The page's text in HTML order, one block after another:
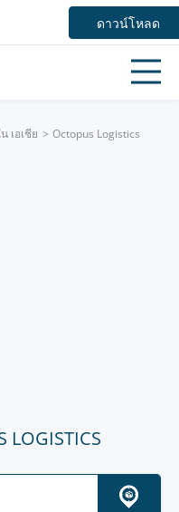
ดาวน์โหลด
เอเชีย Octopus Logistics
LOGISTICS